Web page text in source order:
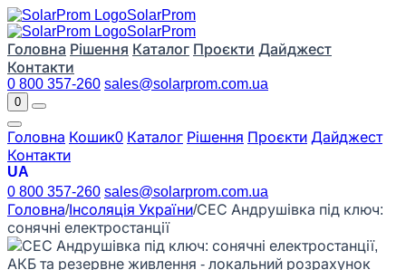
SolarProm
SolarProm
Головна Рішення Каталог Проєкти Дайджест
Контакти
0 800 357-260 sales@solarprom.com.ua
0
Головна Кошик0 Каталог Рішення Проєкти Дайджест
Контакти
UA
0 800 357-260 sales@solarprom.com.ua
Головна/Інсоляція України/СЕС Андрушівка під ключ:
сонячні електростанції